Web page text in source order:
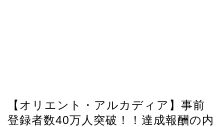
【オリエント・アルカディア】事前
登録者数40万人突破！！達成報酬の内